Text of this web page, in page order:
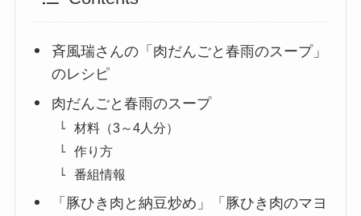
斉風瑞さんの「肉だんごと春雨のスープ」
のレシピ
肉だんごと春雨のスープ
材料（3～4人分）
作り方
番組情報
「豚ひき肉と納豆炒め」「豚ひき肉のマヨ